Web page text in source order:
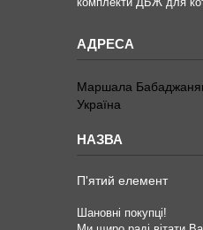
Маршала
Україна
П'ятий елемент
Шановні покупці!